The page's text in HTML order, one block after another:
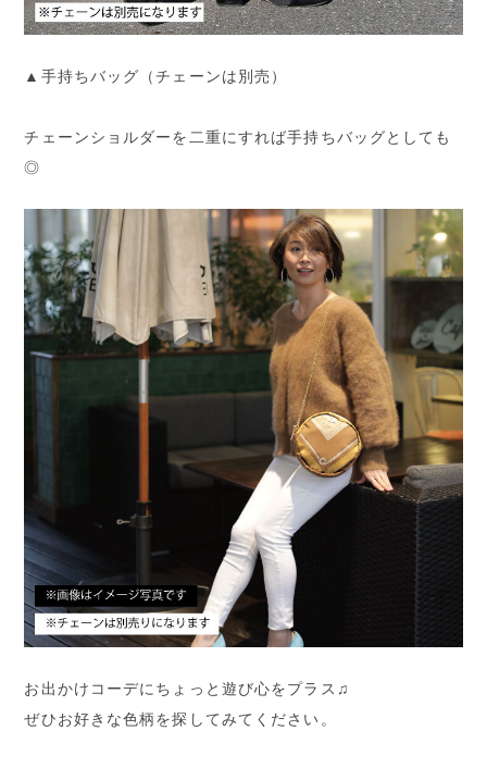
▲手持ちバッグ（チェーンは別売）
チェーンショルダーを二重にすれば手持ちバッグとしても
◎
お出かけコーデにちょっと遊び心をプラス♫
ぜひお好きな色柄を探してみてください。